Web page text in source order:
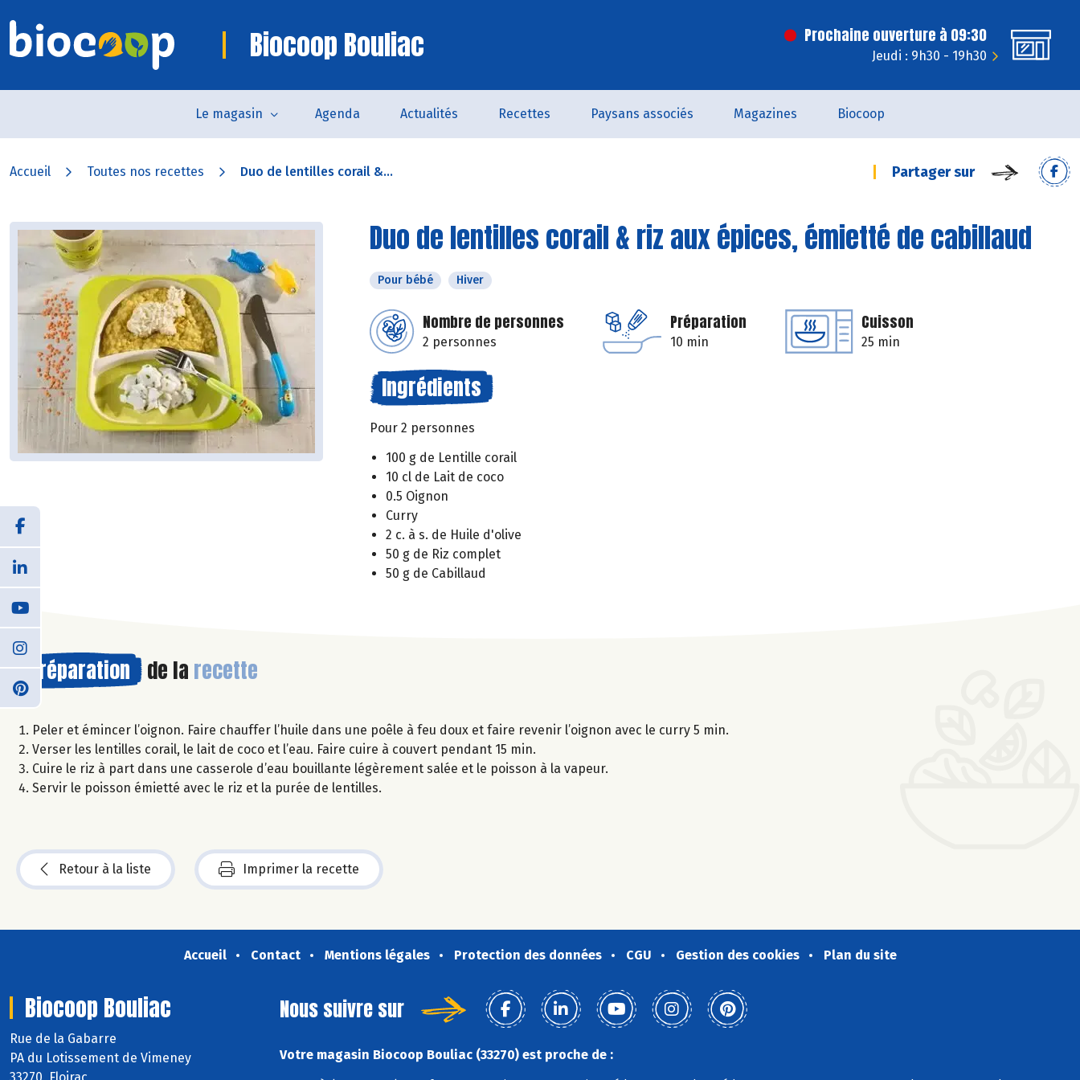
Biocoop Bouliac Prochaine ouverture à 09:30
Jeudi : 9h30 - 19h30
Le magasin Agenda Actualités Recettes Paysans associés Magazines Biocoop
Accueil Toutes nos recettes Duo de lentilles corail &... Partager sur
Duo de lentilles corail & riz aux épices, émietté de cabillaud
Pour bébé Hiver
Nombre de personnes
2 personnes
Préparation
10 min
Cuisson
25 min
Ingrédients
Pour 2 personnes
100 g de Lentille corail
10 cl de Lait de coco
0.5 Oignon
Curry
2 c. à s. de Huile d'olive
50 g de Riz complet
50 g de Cabillaud
Préparation de la recette
Peler et émincer l’oignon. Faire chauffer l’huile dans une poêle à feu doux et faire revenir l’oignon avec le curry 5 min.
Verser les lentilles corail, le lait de coco et l’eau. Faire cuire à couvert pendant 15 min.
Cuire le riz à part dans une casserole d’eau bouillante légèrement salée et le poisson à la vapeur.
Servir le poisson émietté avec le riz et la purée de lentilles.
Retour à la liste Imprimer la recette
Accueil Contact Mentions légales Protection des données CGU Gestion des cookies Plan du site
Biocoop Bouliac
Rue de la Gabarre
PA du Lotissement de Vimeney
33270 Floirac
Nous suivre sur
Votre magasin Biocoop Bouliac (33270) est proche de :